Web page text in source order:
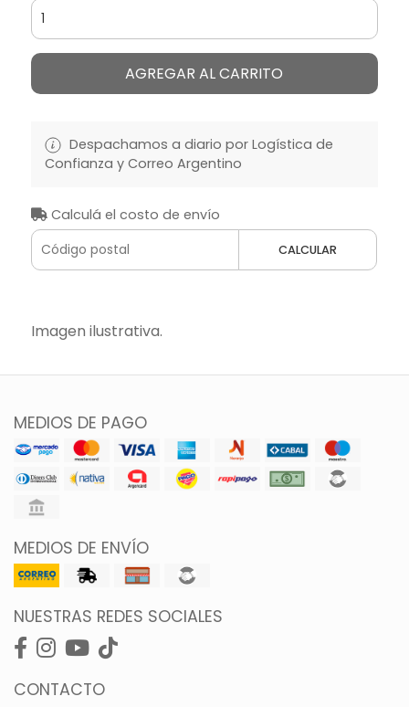
AGREGAR AL CARRITO
Despachamos a diario por Logística de
Confianza y Correo Argentino
Calculá el costo de envío
CALCULAR
Imagen ilustrativa.
MEDIOS DE PAGO
MEDIOS DE ENVÍO
NUESTRAS REDES SOCIALES
CONTACTO